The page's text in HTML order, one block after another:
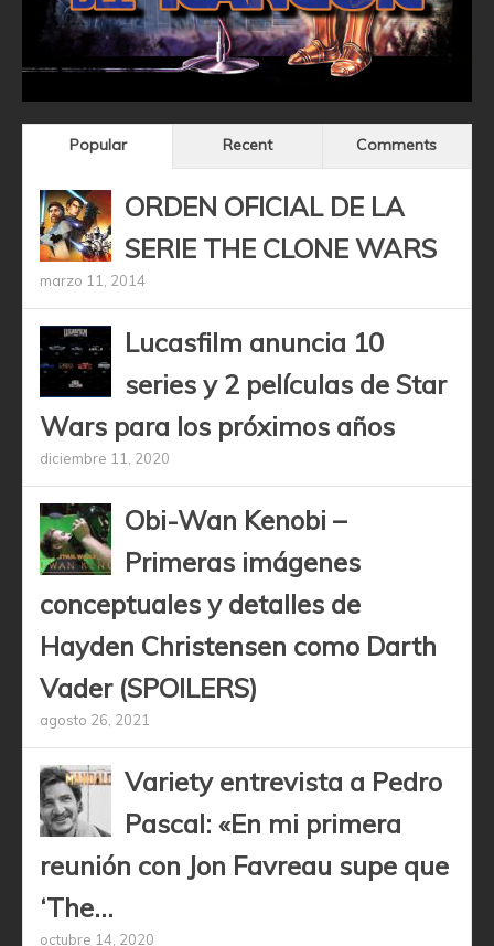
Popular Recent Comments
ORDEN OFICIAL DE LA
SERIE THE CLONE WARS
marzo 11, 2014
Lucasfilm anuncia 10
series y 2 películas de Star
Wars para los próximos años
diciembre 11, 2020
Obi-Wan Kenobi –
Primeras imágenes
conceptuales y detalles de
Hayden Christensen como Darth
Vader (SPOILERS)
agosto 26, 2021
Variety entrevista a Pedro
Pascal: «En mi primera
reunión con Jon Favreau supe que
‘The...
octubre 14, 2020